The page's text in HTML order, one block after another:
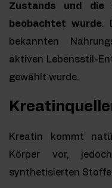
Zustands und die
beobachtet wurde.
bekannten
aktiven Lebensstil-
gewählt wurde.
Kreatin kommt
Körper vor,
synthetisierten